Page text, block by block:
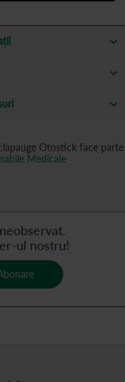
Otostick face parte
Medicale
neobservat.
ul nostru!